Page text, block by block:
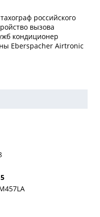
российского
вызова
кондиционер
Eberspacher Airtronic